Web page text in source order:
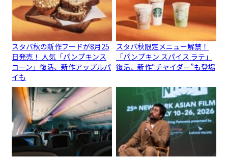
スタバ秋の新作フードが8月25
日発売！ 人気「パンプキンス
コーン」復活、新作アップルパ
イも
スタバ秋限定メニュー解禁！
「パンプキン スパイス ラテ」
復活、新作“チャイダー”も登場